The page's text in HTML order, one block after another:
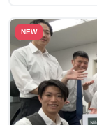
NEW